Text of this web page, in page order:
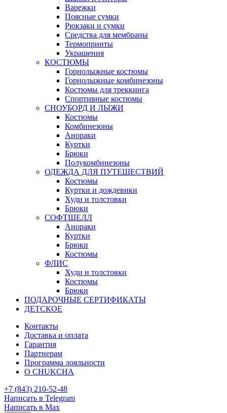
Варежки
Поясные сумки
Рюкзаки и сумки
Средства для мембраны
Термопринты
Украшения
КОСТЮМЫ
Горнолыжные костюмы
Горнолыжные комбинезоны
Костюмы для треккинга
Спортивные костюмы
СНОУБОРД И ЛЫЖИ
Костюмы
Комбинезоны
Анораки
Куртки
Брюки
Полукомбинезоны
ОДЕЖДА ДЛЯ ПУТЕШЕСТВИЙ
Костюмы
Куртки и дождевики
Худи и толстовки
Брюки
СОФТШЕЛЛ
Анораки
Куртки
Брюки
Костюмы
ФЛИС
Худи и толстовки
Костюмы
Брюки
ПОДАРОЧНЫЕ СЕРТИФИКАТЫ
ДЕТСКОЕ
Контакты
Доставка и оплата
Гарантия
Партнерам
Программа лояльности
О CHUKCHA
+7 (843) 210-52-48
Написать в Telegram
Написать в Max